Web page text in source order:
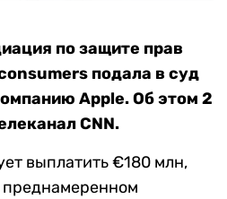
по защите прав
подала в суд
Apple. Об этом 2
CNN.
выплатить €180 млн,